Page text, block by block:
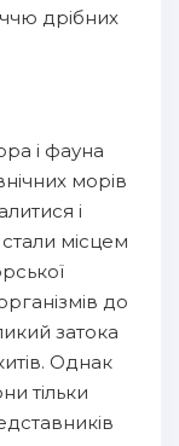
дрібних
і фауна
морів
і
місцем
до
затока
Однак
тільки